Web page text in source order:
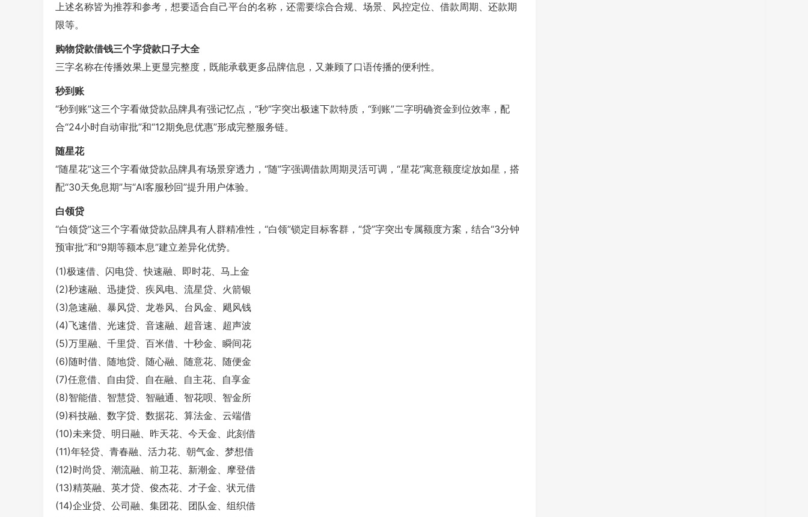
上述名称皆为推荐和参考，想要适合自己平台的名称，还需要综合合规、场景、风控定位、借款周期、还款期
限等。
购物贷款借钱三个字贷款口子大全
三字名称在传播效果上更显完整度，既能承载更多品牌信息，又兼顾了口语传播的便利性。
秒到账
“秒到账”这三个字看做贷款品牌具有强记忆点，“秒”字突出极速下款特质，“到账”二字明确资金到位效率，配
合“24小时自动审批”和“12期免息优惠”形成完整服务链。
随星花
“随星花”这三个字看做贷款品牌具有场景穿透力，“随”字强调借款周期灵活可调，“星花”寓意额度绽放如星，搭
配“30天免息期”与“AI客服秒回”提升用户体验。
白领贷
“白领贷”这三个字看做贷款品牌具有人群精准性，“白领”锁定目标客群，“贷”字突出专属额度方案，结合“3分钟
预审批”和“9期等额本息”建立差异化优势。
(1)极速借、闪电贷、快速融、即时花、马上金
(2)秒速融、迅捷贷、疾风电、流星贷、火箭银
(3)急速融、暴风贷、龙卷风、台风金、飓风钱
(4)飞速借、光速贷、音速融、超音速、超声波
(5)万里融、千里贷、百米借、十秒金、瞬间花
(6)随时借、随地贷、随心融、随意花、随便金
(7)任意借、自由贷、自在融、自主花、自享金
(8)智能借、智慧贷、智融通、智花呗、智金所
(9)科技融、数字贷、数据花、算法金、云端借
(10)未来贷、明日融、昨天花、今天金、此刻借
(11)年轻贷、青春融、活力花、朝气金、梦想借
(12)时尚贷、潮流融、前卫花、新潮金、摩登借
(13)精英融、英才贷、俊杰花、才子金、状元借
(14)企业贷、公司融、集团花、团队金、组织借